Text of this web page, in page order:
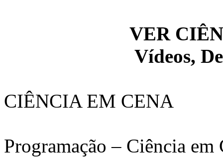
VER
Vídeos,
CIÊNCIA EM CENA
Programação – Ciência em